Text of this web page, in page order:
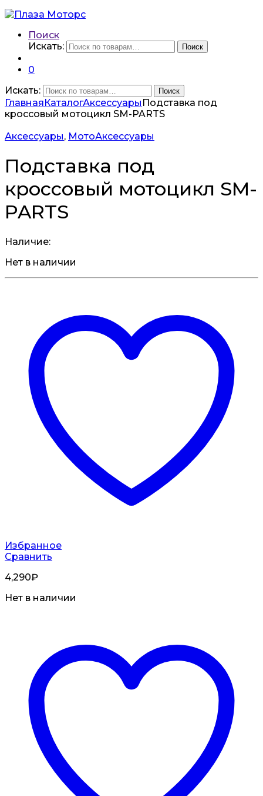
Поиск
Искать:
Поиск
0
Искать:
Поиск
ГлавнаяКаталогАксессуары Подставка под
кроссовый мотоцикл SM-PARTS
Аксессуары, МотоАксессуары
Подставка под
кроссовый мотоцикл SM-
PARTS
Наличие:
Нет в наличии
Избранное
Сравнить
4,290₽
Нет в наличии